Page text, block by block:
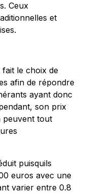
Ceux
et
le choix de
afin de répondre
ayant donc
son prix
peuvent tout
puisquils
euros avec une
varier entre 0.8